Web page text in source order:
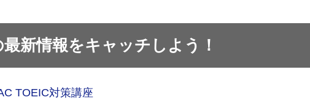
新情報をキャッチしよう！
TOEIC対策講座